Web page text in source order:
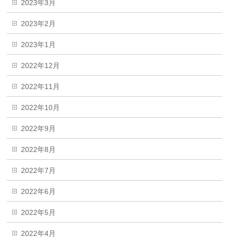
2023年3月
2023年2月
2023年1月
2022年12月
2022年11月
2022年10月
2022年9月
2022年8月
2022年7月
2022年6月
2022年5月
2022年4月